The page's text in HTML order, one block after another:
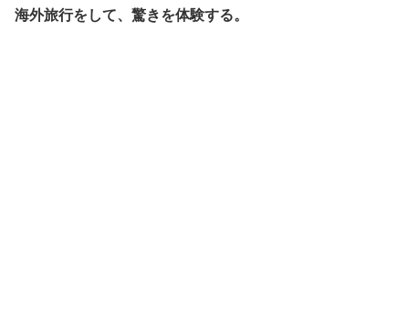
海外旅行をして、驚きを体験する。